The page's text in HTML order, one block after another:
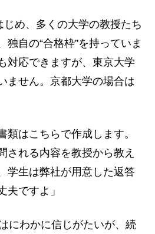
じめ、多くの大学の教授たち
独自の“合格枠”を持っていま
対応できますが、東京大学
ません。京都大学の場合は
はこちらで作成します。
される内容を教授から教え
学生は弊社が用意した返答
夫ですよ」
にわかに信じがたいが、続